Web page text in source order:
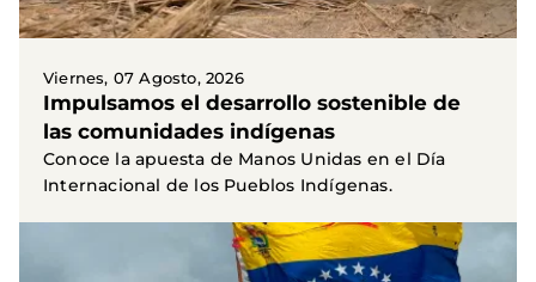
Viernes, 07 Agosto, 2026
Impulsamos el desarrollo sostenible de
las comunidades indígenas
Conoce la apuesta de Manos Unidas en el Día
Internacional de los Pueblos Indígenas.